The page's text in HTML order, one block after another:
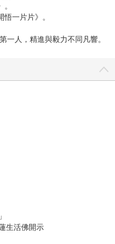
一片片》。
一人，精進與毅力不同凡響。
生活佛開示